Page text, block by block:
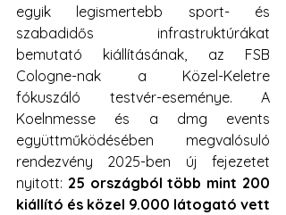
egyik legismertebb sport- és
szabadidős infrastruktúrákat
bemutató kiállításának, az FSB
Cologne-nak a Közel-Keletre
fókuszáló testvér-eseménye. A
Koelnmesse és a dmg events
együttműködésében megvalósuló
rendezvény 2025-ben új fejezetet
nyitott: 25 országból több mint 200
kiállító és közel 9.000 látogató vett